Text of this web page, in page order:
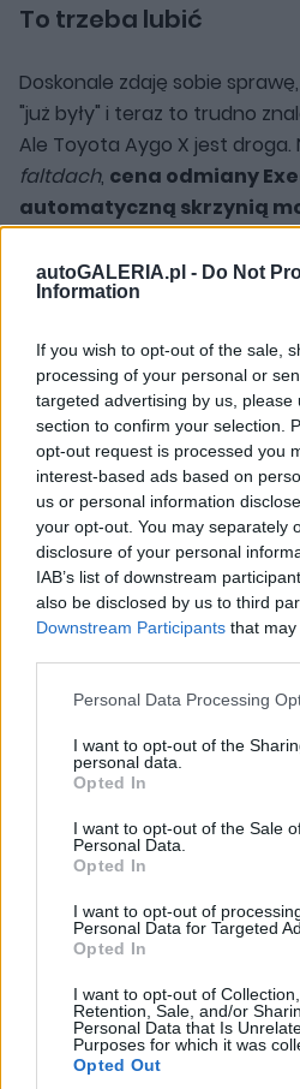
autoGALERIA.pl - Do Not
Information
If you wish to opt-out of the sale,
processing of your personal or
targeted advertising by us, please
section to confirm your selection.
opt-out request is processed you
interest-based ads based on
us or personal information
your opt-out. You may separately
disclosure of your personal
IAB’s list of downstream
also be disclosed by us to third
Downstream Participants that
Please note that this website/app
not limited to your visit or usage
grant or deny consent to Google
use your data for below specified
consent section.
Personal Data Processing
I want to opt-out of the
personal data.
Opted In
I want to opt-out of the Sale
Personal Data.
Opted In
I want to opt-out of
Personal Data for Targeted
Opted In
I want to opt-out of Collection,
Retention, Sale, and/or
Personal Data that Is
Purposes for which it was
Opted Out
To trzeba lubić
Doskonale zdaję sobie
"już były" i teraz to trudno
Ale Toyota Aygo X jest
faltdach, cena odmiany
automatyczną skrzynią
segmentu A. Największą
Korei:Hyundai i10
za Kię ok. 8 000 zł.
słabsze (zwłaszcza jeśli
jazdy i rozmiar felg), ale w
czterocylindrowy silnik o
pięciobiegową,
CVT.
Toyota Aygo X -